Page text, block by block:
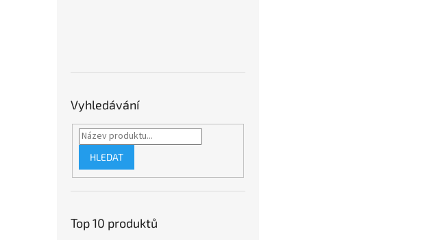
Vyhledávání
HLEDAT
Top 10 produktů